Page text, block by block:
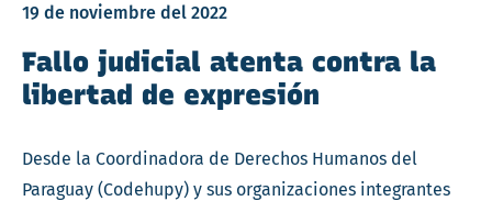
19 de noviembre del 2022
Fallo judicial atenta contra la
libertad de expresión
Desde la Coordinadora de Derechos Humanos del
Paraguay (Codehupy) y sus organizaciones integrantes